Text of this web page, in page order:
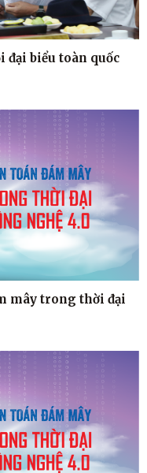
đại biểu toàn quốc
mây trong thời đại